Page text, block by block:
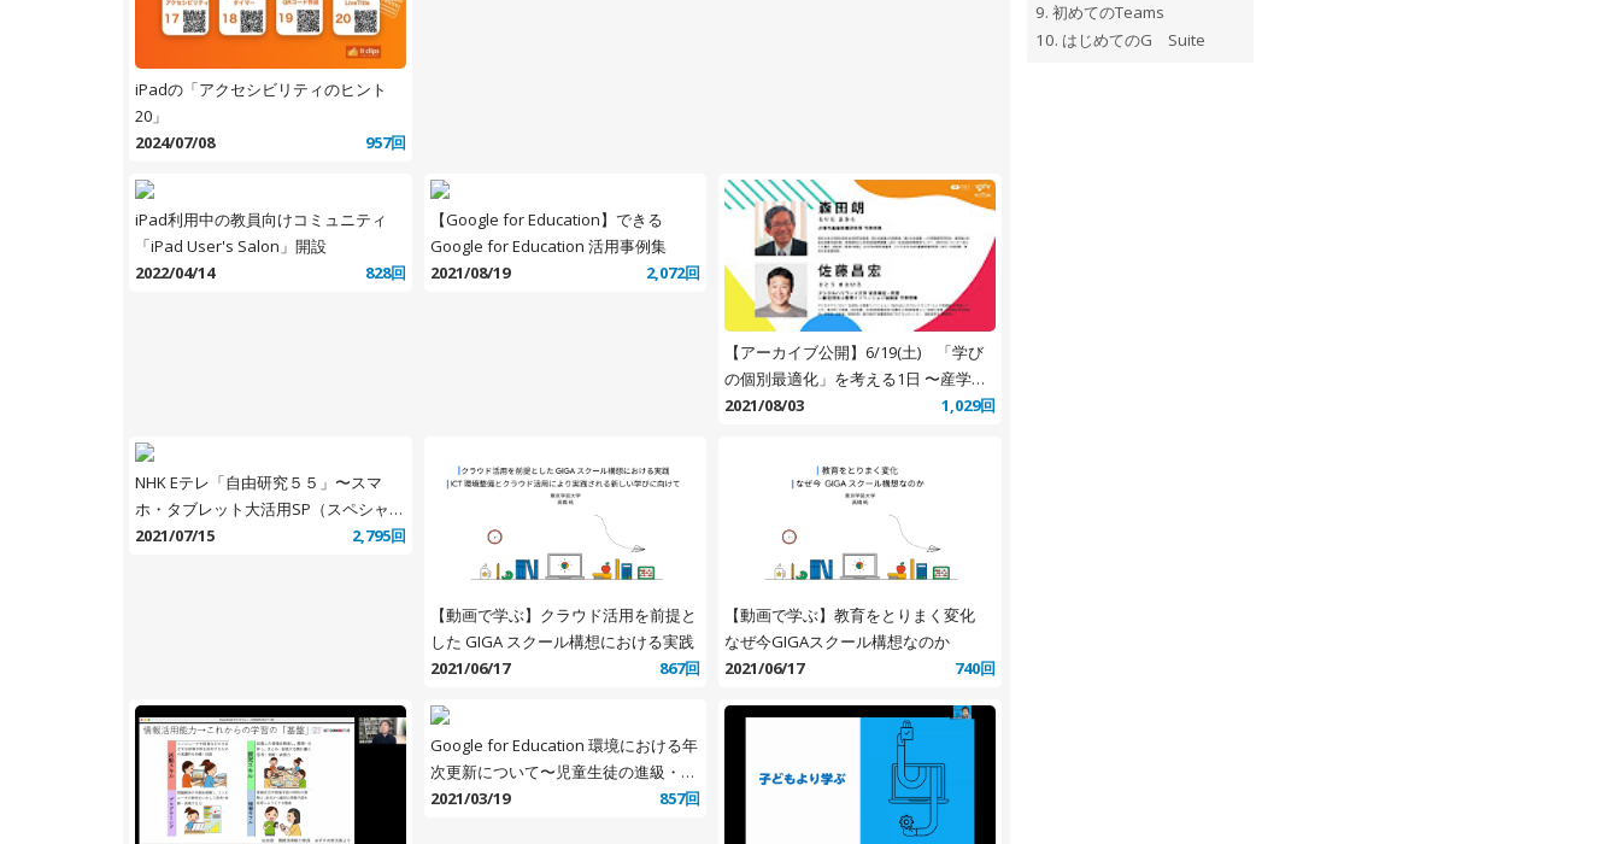
iPadの「アクセシビリティのヒント
20」
2024/07/08
957回
iPad利用中の教員向けコミュニティ
「iPad User's Salon」開設
2022/04/14
828回
【Google for Education】できる
Google for Education 活用事例集
2021/08/19
2,072回
【アーカイブ公開】6/19(土) 「学び
の個別最適化」を考える1日 〜産学官
民で語り合う教育DX〜
2021/08/03 1,029回
NHK Eテレ「自由研究５５」〜スマ
ホ・タブレット大活用SP（スペシャ
ル）〜
2021/07/15 2,795回
【動画で学ぶ】クラウド活用を前提と
した GIGA スクール構想における実践
2021/06/17
867回
【動画で学ぶ】教育をとりまく変化
なぜ今GIGAスクール構想なのか
2021/06/17
740回
Google for Education 環境における年
次更新について〜児童生徒の進級・職
員異動への対応〜
2021/03/19 857回
9.初めてのTeams
10. はじめてのG Suite